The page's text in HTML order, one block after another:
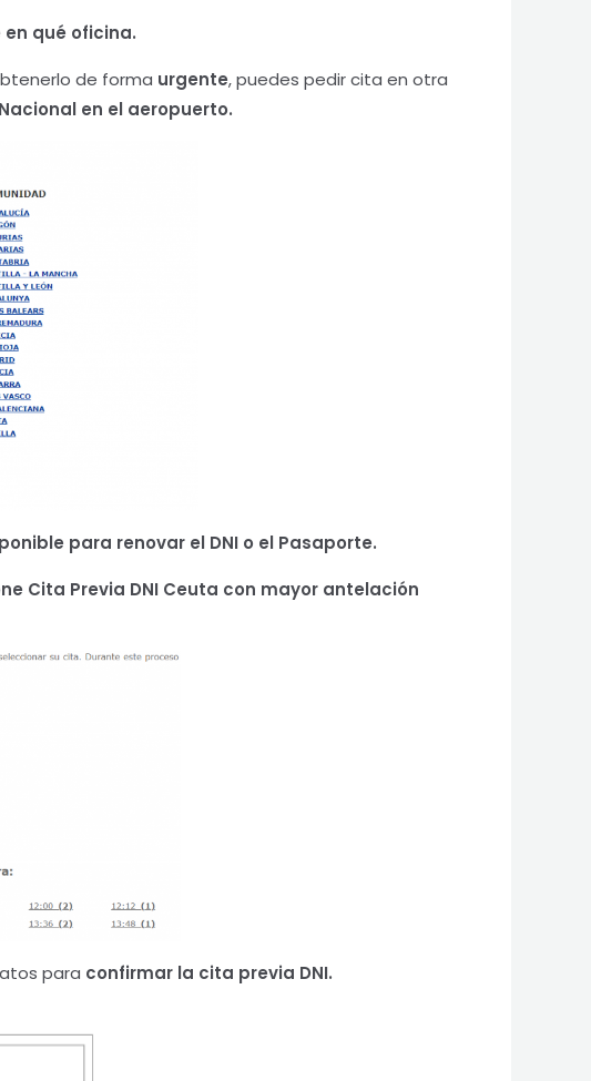
qué oficina.
de forma urgente, puedes pedir cita en otra
en el aeropuerto.
para renovar el DNI o el Pasaporte.
Cita Previa DNI Ceuta con mayor antelación
para confirmar la cita previa DNI.